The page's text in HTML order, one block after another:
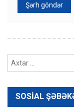
SOSIAL